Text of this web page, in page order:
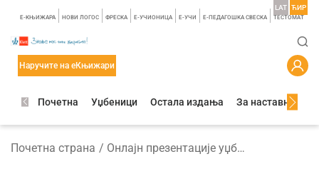
E-КЊИЖАРА НОВИ ЛОГОС ФРЕСКА E-УЧИОНИЦА E-УЧИ Е-ПЕДАГОШКА СВЕСКА TЕСТОМАТ
LAT ЋИР
Наручите на еКњижари
Почетна Уџбеници Остала издања За наставнике
Почетна страна Онлајн презентације уџбеника за средњу школу